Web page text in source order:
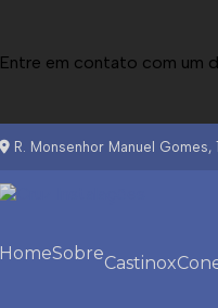
Entre em contato com um
R. Monsenhor Manuel
Home Sobre
Castinox